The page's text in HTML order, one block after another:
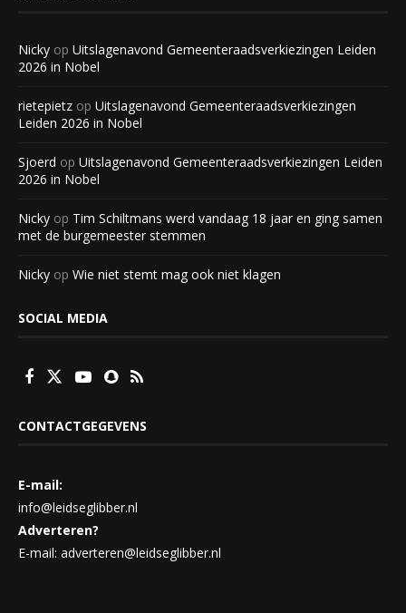
Nicky op Uitslagenavond Gemeenteraadsverkiezingen Leiden
2026 in Nobel
rietepietz op Uitslagenavond Gemeenteraadsverkiezingen
Leiden 2026 in Nobel
Sjoerd op Uitslagenavond Gemeenteraadsverkiezingen Leiden
2026 in Nobel
Nicky op Tim Schiltmans werd vandaag 18 jaar en ging samen
met de burgemeester stemmen
Nicky op Wie niet stemt mag ook niet klagen
SOCIAL MEDIA
CONTACTGEGEVENS
E-mail:
info@leidseglibber.nl
Adverteren?
E-mail: adverteren@leidseglibber.nl